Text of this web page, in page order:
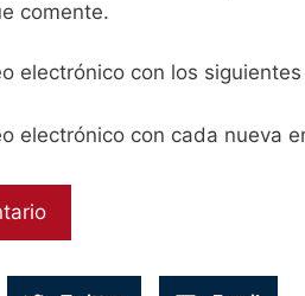
comente.
electrónico con los
electrónico con cada nueva